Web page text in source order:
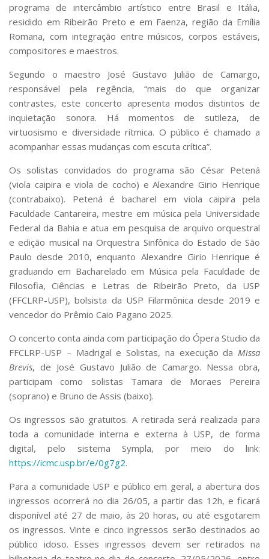
programa de intercâmbio artístico entre Brasil e Itália,
residido em Ribeirão Preto e em Faenza, região da Emília
Romana, com integração entre músicos, corpos estáveis,
compositores e maestros.
Segundo o maestro José Gustavo Julião de Camargo,
responsável pela regência, “mais do que organizar
contrastes, este concerto apresenta modos distintos de
inquietação sonora. Há momentos de sutileza, de
virtuosismo e diversidade rítmica. O público é chamado a
acompanhar essas mudanças com escuta crítica”.
Os solistas convidados do programa são César Petená
(viola caipira e viola de cocho) e Alexandre Girio Henrique
(contrabaixo). Petená é bacharel em viola caipira pela
Faculdade Cantareira, mestre em música pela Universidade
Federal da Bahia e atua em pesquisa de arquivo orquestral
e edição musical na Orquestra Sinfônica do Estado de São
Paulo desde 2010, enquanto Alexandre Girio Henrique é
graduando em Bacharelado em Música pela Faculdade de
Filosofia, Ciências e Letras de Ribeirão Preto, da USP
(FFCLRP-USP), bolsista da USP Filarmônica desde 2019 e
vencedor do Prêmio Caio Pagano 2025.
O concerto conta ainda com participação do Ópera Studio da
FFCLRP-USP – Madrigal e Solistas, na execução da Missa
Brevis, de José Gustavo Julião de Camargo. Nessa obra,
participam como solistas Tamara de Moraes Pereira
(soprano) e Bruno de Assis (baixo).
Os ingressos são gratuitos. A retirada será realizada para
toda a comunidade interna e externa à USP, de forma
digital, pelo sistema Sympla, por meio do link:
https://icmc.usp.br/e/0g7g2.
Para a comunidade USP e público em geral, a abertura dos
ingressos ocorrerá no dia 26/05, a partir das 12h, e ficará
disponível até 27 de maio, às 20 horas, ou até esgotarem
os ingressos. Vinte e cinco ingressos serão destinados ao
público idoso. Esses ingressos devem ser retirados na